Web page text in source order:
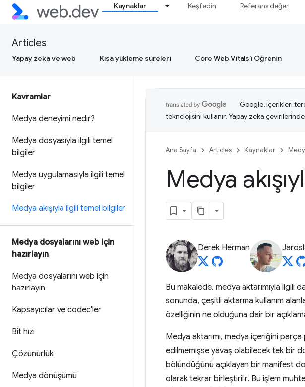
Kaynaklar Keşfedin Referans değer
Articles
Yapay zeka ve web Kısa yükleme süreleri Core Web Vitals'ı Öğrenin
Kavramlar
Medya deneyimi nedir?
Medya dosyasıyla ilgili temel
bilgiler
Medya uygulamasıyla ilgili temel
bilgiler
Medya akışıyla ilgili temel bilgiler
Medya dosyalarını web için
hazırlayın
Medya dosyalarını web için
hazırlayın
Kapsayıcılar ve codec'ler
Bit hızı
Çözünürlük
Medya dönüşümü
Google, içerikleri
teknolojisini kullanır. Yapay zeka
Ana Sayfa Articles Kaynaklar
Medya
Derek Herman
Bu makalede, medya aktarımıyla ilgili
sonunda, çeşitli aktarma kullanım
özelliğinin ne olduğuna dair bir
Medya aktarımı, medya içeriğini
edilmemişse yavaş olabilecek tek bir
bölündüğünü açıklayan bir manifest
olarak tekrar birleştirilir. Bu işlem